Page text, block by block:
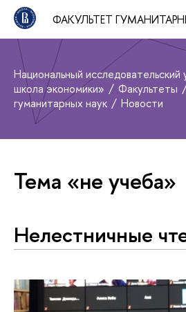
ФАКУЛЬТЕТ
Национальный
школа экономики»
Факультеты
гуманитарных наук
Новости
Тема «не учеба»
Нелестничные